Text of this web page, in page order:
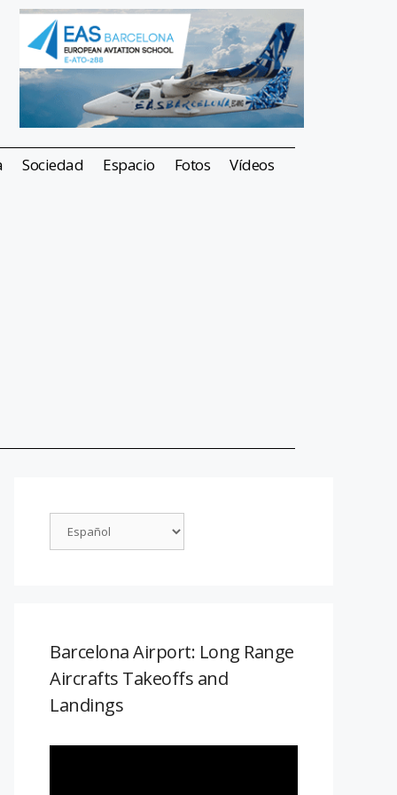
Sociedad Espacio Fotos Vídeos
Barcelona Airport: Long Range
Aircrafts Takeoffs and
Landings